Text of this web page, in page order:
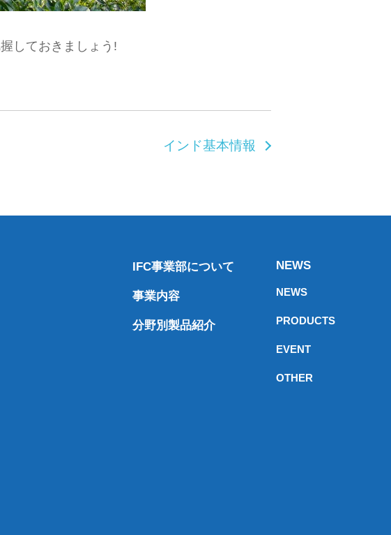
しておきましょう!
インド基本情報
IFC事業部について
事業内容
分野別製品紹介
NEWS
NEWS
PRODUCTS
EVENT
OTHER